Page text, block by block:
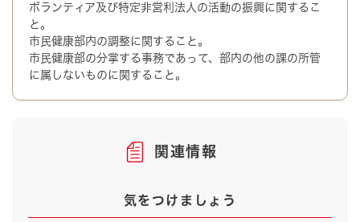
ボランティア及び特定非営利法人の活動の振興に関するこ
と。
市民健康部内の調整に関すること。
市民健康部の分掌する事務であって、部内の他の課の所管
に属しないものに関すること。
関連情報
気をつけましょう